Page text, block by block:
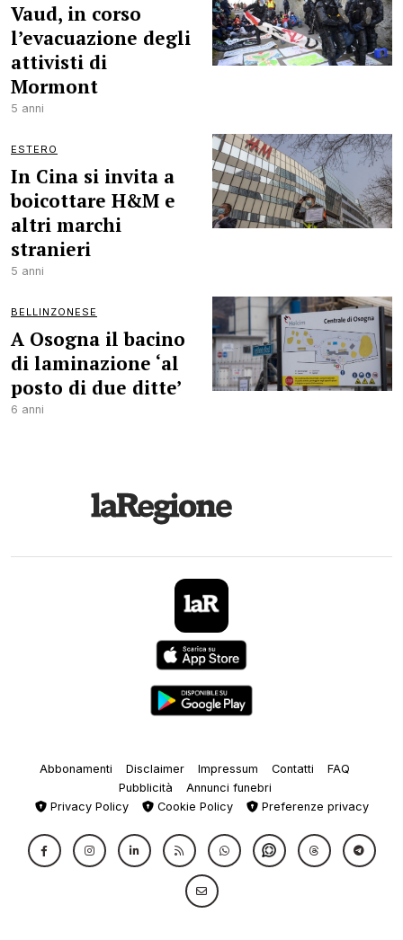
Vaud, in corso
l’evacuazione degli
attivisti di
Mormont
5 anni
ESTERO
In Cina si invita a
boicottare H&M e
altri marchi
stranieri
5 anni
BELLINZONESE
A Osogna il bacino
di laminazione ‘al
posto di due ditte’
6 anni
Abbonamenti Disclaimer Impressum Contatti
FAQ
Pubblicità
Annunci funebri
Privacy Policy
Cookie Policy Preferenze privacy